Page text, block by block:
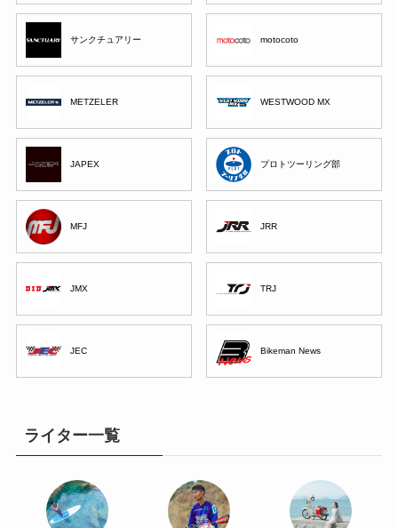
サンクチュアリー motocoto
METZELER WESTWOOD MX
JAPEX プロトツーリング部
MFJ JRR
JMX TRJ
JEC Bikeman News
ライター一覧